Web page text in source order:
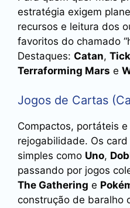
estratégia exigem
recursos e leitura dos
favoritos do chamado
Destaques: Catan,
Terraforming Mars e
Jogos de Cartas
Compactos, portáteis
rejogabilidade. Os
simples como Uno,
passando por jogos
The Gathering e
construção de baralho